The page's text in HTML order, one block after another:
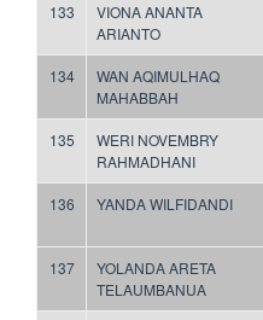
133
VIONA ANANTA
ARIANTO
134
WAN AQIMULHAQ
MAHABBAH
135
WERI NOVEMBRY
RAHMADHANI
136 YANDA WILFIDANDI
137
YOLANDA ARETA
TELAUMBANUA